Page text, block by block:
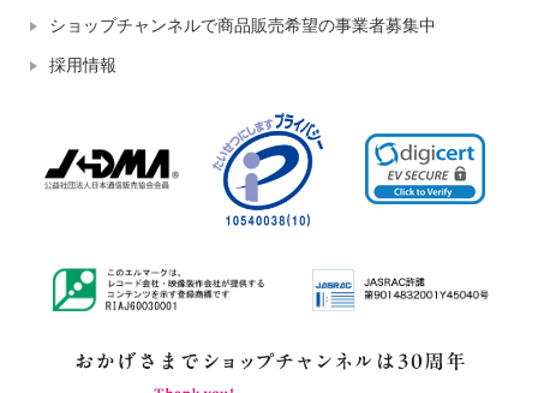
ショップチャンネルで商品販売希望の事業者募集中
採用情報